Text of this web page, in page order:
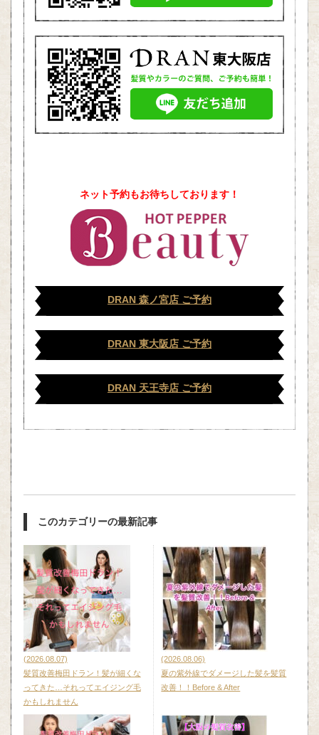
ネット予約もお待ちしております！
DRAN 森ノ宮店 ご予約
DRAN 東大阪店 ご予約
DRAN 天王寺店 ご予約
このカテゴリーの最新記事
(2026.08.07)
髪質改善梅田ドラン！髪が細くな
ってきた…それってエイジング毛
かもしれません
(2026.08.06)
夏の紫外線でダメージした髪を髪質
改善！！Before & After